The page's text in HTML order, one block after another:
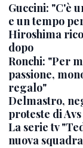
Guccini: "C'è
e un tempo
Hiroshima
dopo
Ronchi: "Per
passione,
regalo"
Delmastro,
proteste di Avs
La serie tv
nuova